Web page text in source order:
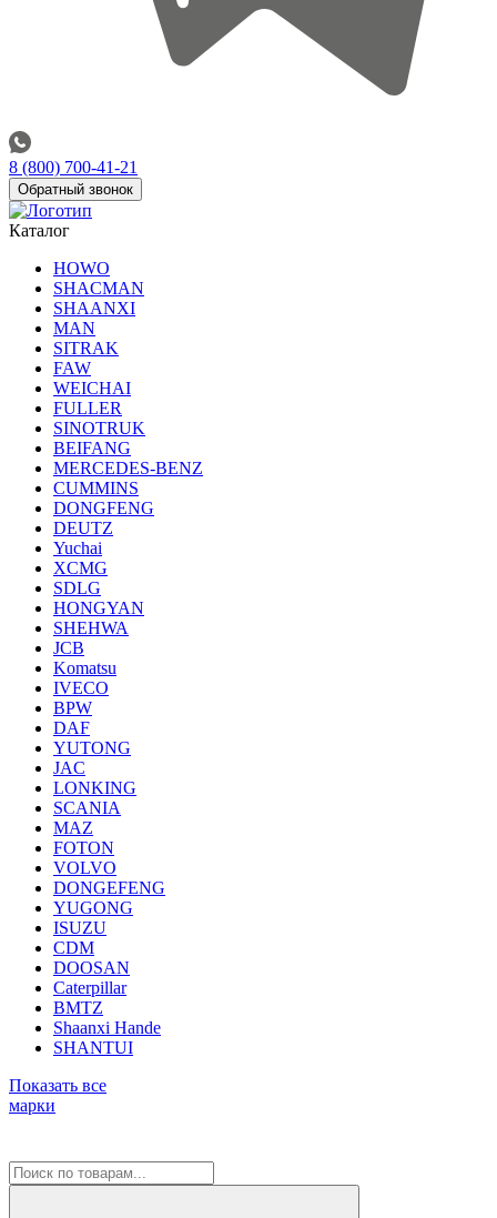
8 (800) 700-41-21
Обратный звонок
Каталог
HOWO
SHACMAN
SHAANXI
MAN
SITRAK
FAW
WEICHAI
FULLER
SINOTRUK
BEIFANG
MERCEDES-BENZ
CUMMINS
DONGFENG
DEUTZ
Yuchai
XCMG
SDLG
HONGYAN
SHEHWA
JCB
Komatsu
IVECO
BPW
DAF
YUTONG
JAC
LONKING
SCANIA
MAZ
FOTON
VOLVO
DONGEFENG
YUGONG
ISUZU
CDM
DOOSAN
Caterpillar
BMTZ
Shaanxi Hande
SHANTUI
Показать все
марки